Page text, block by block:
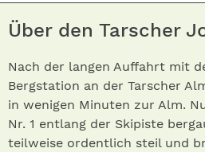
Über den Tarscher
Nach der langen Auffahrt mit
Bergstation an der Tarscher
in wenigen Minuten zur Alm.
Nr. 1 entlang der Skipiste
teilweise ordentlich steil und